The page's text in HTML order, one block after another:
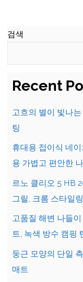
검색
Recent
고흐의 별이 빛나
팅
휴대용 접이식 네
용 가볍고 편안한
르노 클리오 5 HB
그릴, 크롬 스타일
고품질 해변 나들
트, 녹색 방수 캠핑
둥근 모양의 단일
매트